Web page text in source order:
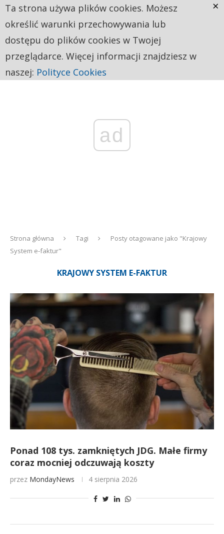
ad
Strona główna Tagi
Posty otagowane jako "Krajowy
System e-faktur"
KRAJOWY SYSTEM E-FAKTUR
Ponad 108 tys. zamkniętych JDG. Małe firmy
coraz mocniej odczuwają koszty
przez MondayNews 4 sierpnia 2026
Ta strona używa plików cookies. Możesz
określić warunki przechowywania lub
dostępu do plików cookies w Twojej
przeglądarce. Więcej informacji znajdziesz w
naszej: Polityce Cookies
×